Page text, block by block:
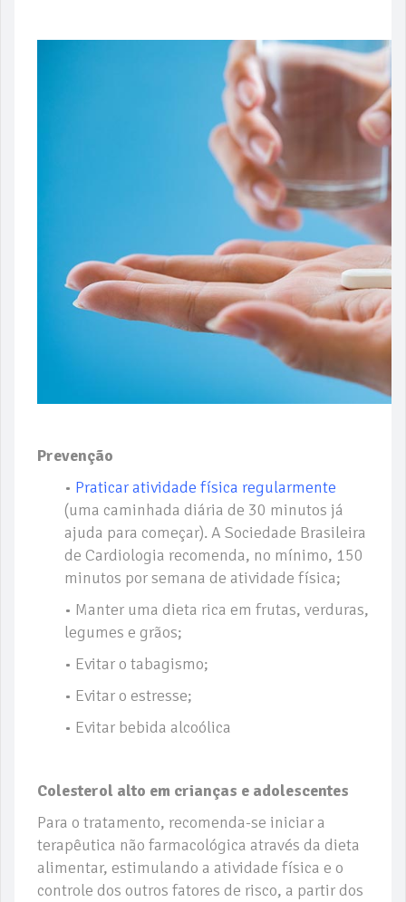
Prevenção
• Praticar atividade física regularmente
(uma caminhada diária de 30 minutos já
ajuda para começar). A Sociedade Brasileira
de Cardiologia recomenda, no mínimo, 150
minutos por semana de atividade física;
• Manter uma dieta rica em frutas, verduras,
legumes e grãos;
• Evitar o tabagismo;
• Evitar o estresse;
• Evitar bebida alcoólica
Colesterol alto em crianças e adolescentes
Para o tratamento, recomenda-se iniciar a
terapêutica não farmacológica através da dieta
alimentar, estimulando a atividade física e o
controle dos outros fatores de risco, a partir dos